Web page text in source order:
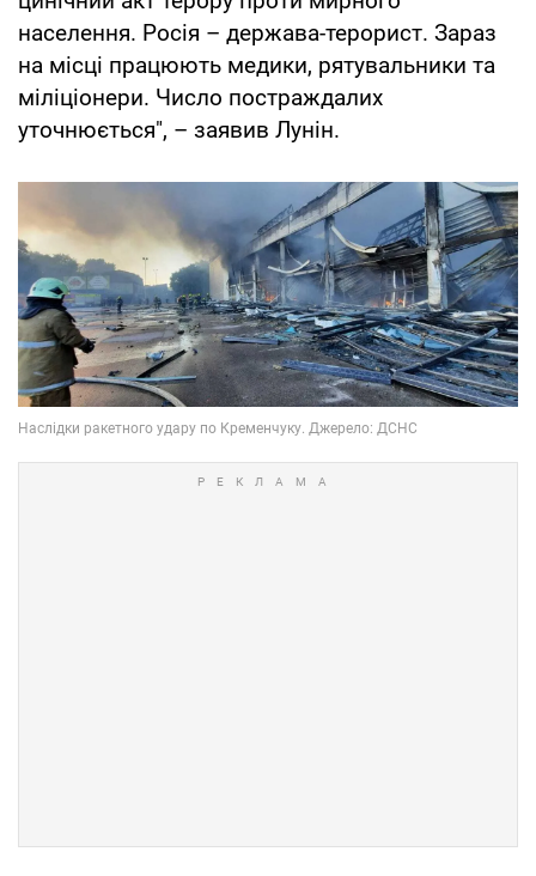
населення. Росія – держава-терорист. Зараз
на місці працюють медики, рятувальники та
міліціонери. Число постраждалих
уточнюється", – заявив Лунін.